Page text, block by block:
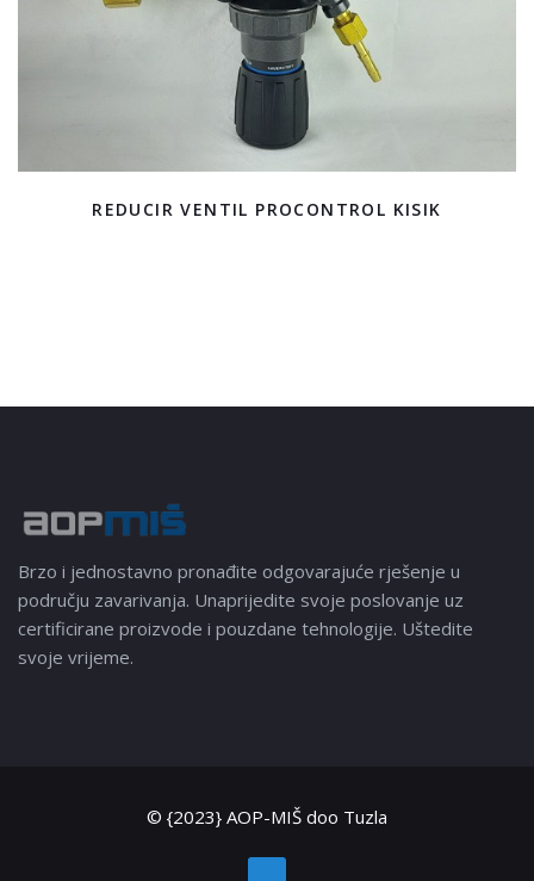
REDUCIR VENTIL PROCONTROL KISIK
Brzo i jednostavno pronađite odgovarajuće rješenje u
području zavarivanja. Unaprijedite svoje poslovanje uz
certificirane proizvode i pouzdane tehnologije. Uštedite
svoje vrijeme.
© {2023} AOP-MIŠ doo Tuzla